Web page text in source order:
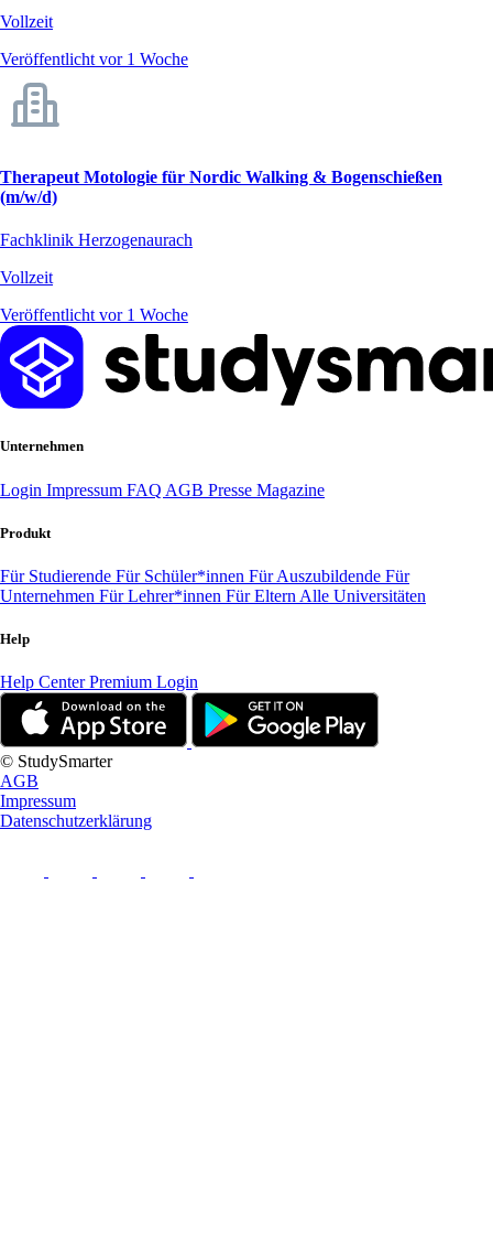
Vollzeit
Veröffentlicht vor 1 Woche
Therapeut Motologie für Nordic Walking & Bogenschießen
(m/w/d)
Fachklinik Herzogenaurach
Vollzeit
Veröffentlicht vor 1 Woche
Unternehmen
Login Impressum FAQ AGB Presse Magazine
Produkt
Für Studierende Für Schüler*innen Für Auszubildende Für
Unternehmen Für Lehrer*innen Für Eltern Alle Universitäten
Help
Help CenterPremium Login
© StudySmarter
AGB
Impressum
Datenschutzerklärung